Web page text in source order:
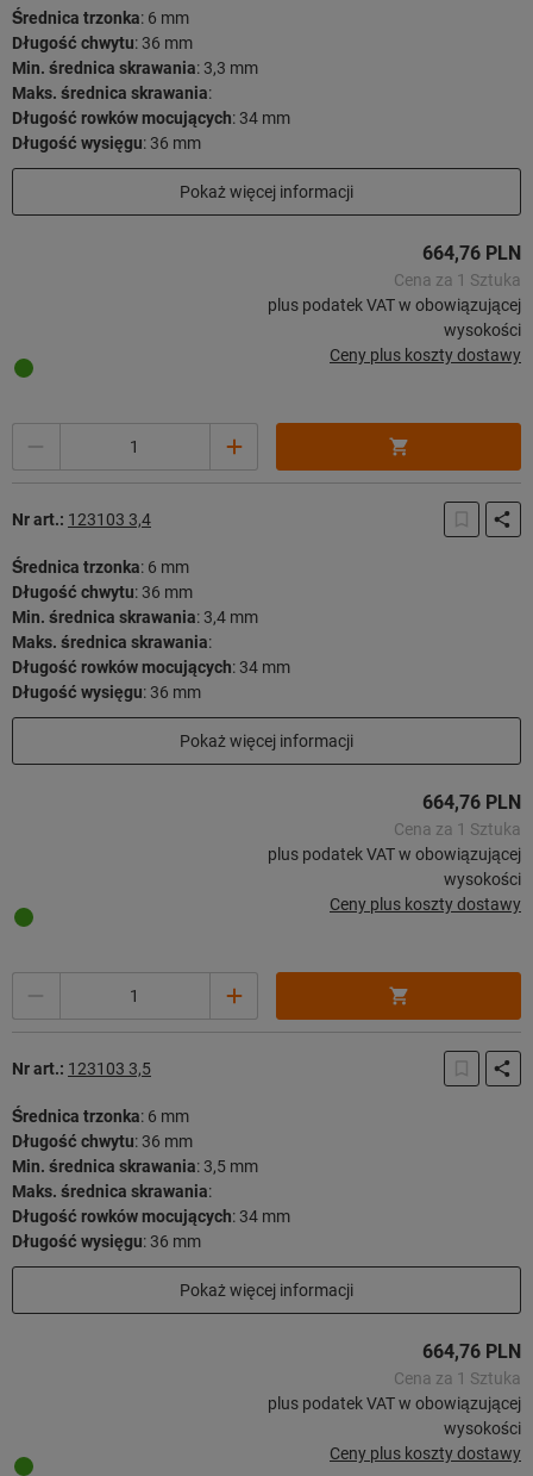
Średnica trzonka: 6 mm
Długość chwytu: 36 mm
Min. średnica skrawania: 3,3 mm
Maks. średnica skrawania:
Długość rowków mocujących: 34 mm
Długość wysięgu: 36 mm
Długość użytkowa:29 mm
72 mm
Strategia skrawania:HPC
Pokaż więcej informacji
664,76 PLN
Cena za 1 Sztuka
plus podatek VAT w obowiązującej
wysokości
Ceny plus koszty dostawy
Nr art.: 123103 3,4
Średnica trzonka: 6 mm
Długość chwytu: 36 mm
Min. średnica skrawania: 3,4 mm
Maks. średnica skrawania:
Długość rowków mocujących: 34 mm
Długość wysięgu: 36 mm
Długość użytkowa:29 mm
72 mm
Strategia skrawania:HPC
Pokaż więcej informacji
664,76 PLN
Cena za 1 Sztuka
plus podatek VAT w obowiązującej
wysokości
Ceny plus koszty dostawy
Nr art.: 123103 3,5
Średnica trzonka: 6 mm
Długość chwytu: 36 mm
Min. średnica skrawania: 3,5 mm
Maks. średnica skrawania:
Długość rowków mocujących: 34 mm
Długość wysięgu: 36 mm
Długość użytkowa:29 mm
72 mm
Strategia skrawania:HPC
Pokaż więcej informacji
664,76 PLN
Cena za 1 Sztuka
plus podatek VAT w obowiązującej
wysokości
Ceny plus koszty dostawy